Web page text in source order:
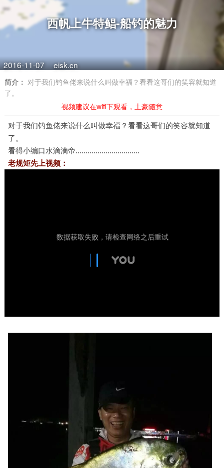
西帆上牛特鲳-船钓的魅力
2016-11-07 eisk.cn
简介： 对于我们钓鱼佬来说什么叫做幸福？看看这哥们的笑容就知道
了。
视频建议在wifi下观看，土豪随意
对于我们钓鱼佬来说什么叫做幸福？看看这哥们的笑容就知道
了。
看得小编口水滴滴帝................................
老规矩先上视频：